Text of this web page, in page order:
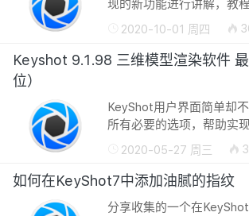
现的新功能进行讲解，教程
载地址： 天翼云网盘：
https://cloud.189.cn/t/
码：fav3 版权所有©转载
2020-10-01 周四
Keyshot 9.1.98 三维模型渲染软件
位）
KeyShot用户界面简单却
所有必要的选项，帮助实
果，让工作畅通无阻。
无论是在笔记本电脑上，
央处理器的网络服务器上，
2020-05-27 周三
如何在KeyShot7中添加油腻的指纹
分享收集的一个在